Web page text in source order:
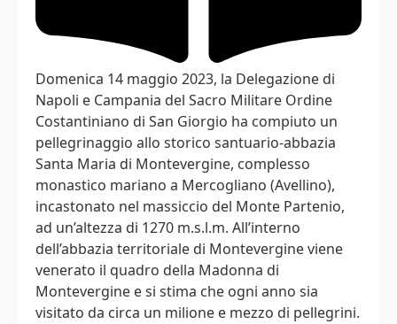
Domenica 14 maggio 2023, la Delegazione di
Napoli e Campania del Sacro Militare Ordine
Costantiniano di San Giorgio ha compiuto un
pellegrinaggio allo storico santuario-abbazia
Santa Maria di Montevergine, complesso
monastico mariano a Mercogliano (Avellino),
incastonato nel massiccio del Monte Partenio,
ad un’altezza di 1270 m.s.l.m. All’interno
dell’abbazia territoriale di Montevergine viene
venerato il quadro della Madonna di
Montevergine e si stima che ogni anno sia
visitato da circa un milione e mezzo di pellegrini.